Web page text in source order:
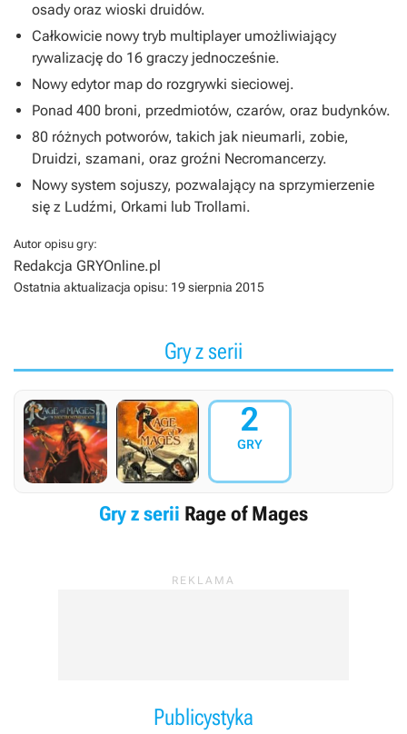
osady oraz wioski druidów.
Całkowicie nowy tryb multiplayer umożliwiający
rywalizację do 16 graczy jednocześnie.
Nowy edytor map do rozgrywki sieciowej.
Ponad 400 broni, przedmiotów, czarów, oraz budynków.
80 różnych potworów, takich jak nieumarli, zobie,
Druidzi, szamani, oraz groźni Necromancerzy.
Nowy system sojuszy, pozwalający na sprzymierzenie
się z Ludźmi, Orkami lub Trollami.
Autor opisu gry:
Redakcja GRYOnline.pl
Ostatnia aktualizacja opisu: 19 sierpnia 2015
Gry z serii
2
GRY
Gry z serii Rage of Mages
Publicystyka